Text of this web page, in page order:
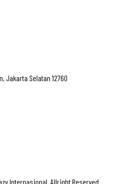
Jakarta Selatan 12760
Internasional. Allright Reserved.